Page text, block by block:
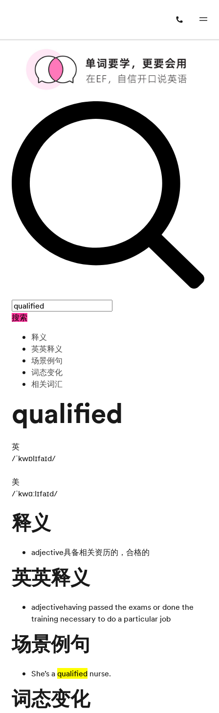
搜索
释义
英英释义
场景例句
词态变化
相关词汇
qualified
英
/ˈkwɒlɪfaɪd/
美
/ˈkwɑːlɪfaɪd/
释义
adjective具备相关资历的，合格的
英英释义
adjectivehaving passed the exams or done the
training necessary to do a particular job
场景例句
She’s aqualified nurse.
词态变化